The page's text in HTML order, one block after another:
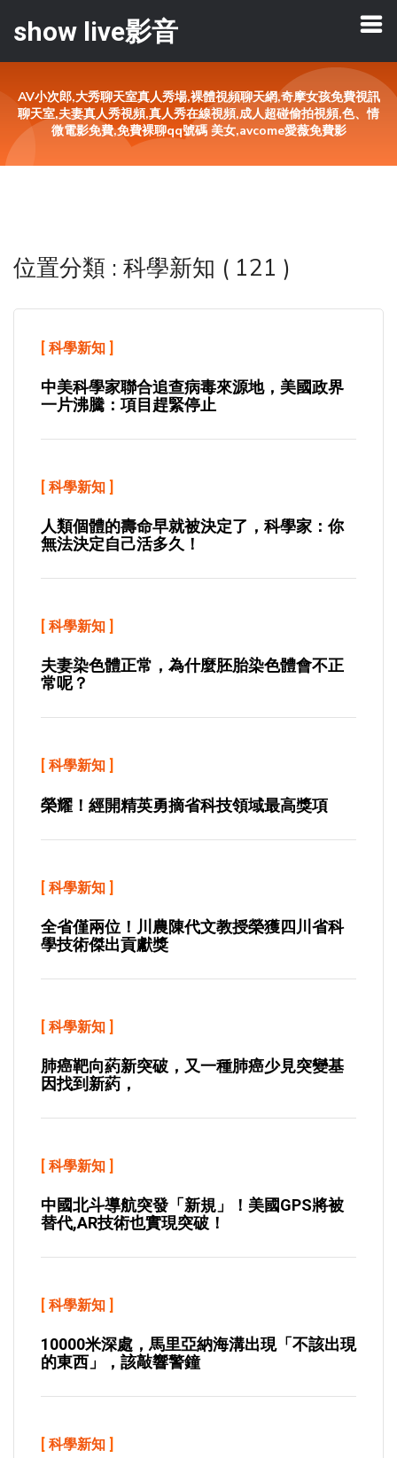
show live影音
AV小次郎,大秀聊天室真人秀場,裸體視頻聊天網,奇摩女孩免費視訊
聊天室,夫妻真人秀視頻,真人秀在線視頻,成人超碰偷拍視頻,色、情
微電影免費,免費裸聊qq號碼 美女,avcome愛薇免費影
位置分類 : 科學新知 ( 121 )
[ 科學新知 ]
中美科學家聯合追查病毒來源地，美國政界
一片沸騰：項目趕緊停止
[ 科學新知 ]
人類個體的壽命早就被決定了，科學家：你
無法決定自己活多久！
[ 科學新知 ]
夫妻染色體正常，為什麼胚胎染色體會不正
常呢？
[ 科學新知 ]
榮耀！經開精英勇摘省科技領域最高獎項
[ 科學新知 ]
全省僅兩位！川農陳代文教授榮獲四川省科
學技術傑出貢獻獎
[ 科學新知 ]
肺癌靶向葯新突破，又一種肺癌少見突變基
因找到新葯，
[ 科學新知 ]
中國北斗導航突發「新規」！美國GPS將被
替代,AR技術也實現突破！
[ 科學新知 ]
10000米深處，馬里亞納海溝出現「不該出現
的東西」，該敲響警鐘
[ 科學新知 ]